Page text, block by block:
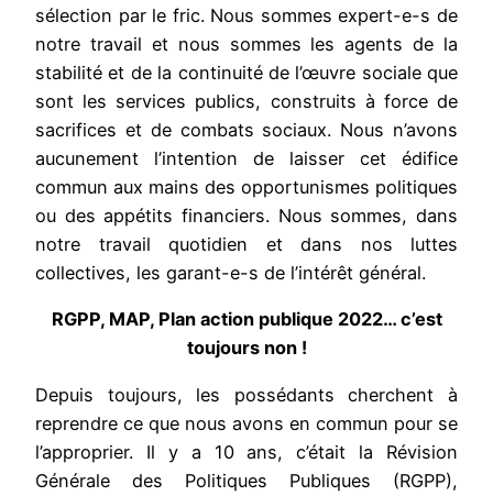
sélection par le fric. Nous sommes expert-e-s de
notre travail et nous sommes les agents de la
stabilité et de la continuité de l’œuvre sociale que
sont les services publics, construits à force de
sacrifices et de combats sociaux. Nous n’avons
aucunement l’intention de laisser cet édifice
commun aux mains des opportunismes politiques
ou des appétits financiers. Nous sommes, dans
notre travail quotidien et dans nos luttes
collectives, les garant-e-s de l’intérêt général.
RGPP, MAP, Plan action publique 2022… c’est
toujours non !
Depuis toujours, les possédants cherchent à
reprendre ce que nous avons en commun pour se
l’approprier. Il y a 10 ans, c’était la Révision
Générale des Politiques Publiques (RGPP),